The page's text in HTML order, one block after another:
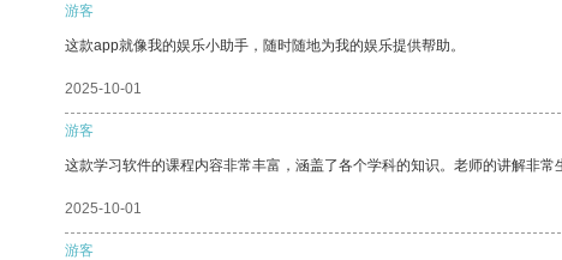
游客
这款app就像我的娱乐小助手，随时随地为我的娱乐提供帮助。
2025-10-01
游客
这款学习软件的课程内容非常丰富，涵盖了各个学科的知识。老师的讲解非常
2025-10-01
游客